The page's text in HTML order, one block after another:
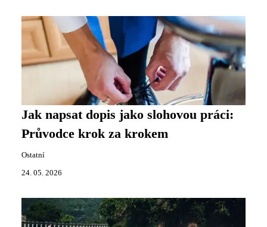
Jak napsat dopis jako slohovou práci:
Průvodce krok za krokem
Ostatní
24. 05. 2026